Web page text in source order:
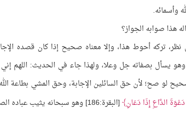
وأسمائه.
هذا صوابه الجواز؟
تركه أحوط هذا، وإلا معناه صحيح إذا كان قصده
يسأل بصفاته جل وعلا، ولهذا جاء في الحديث:
لو صح؛ لأن حق السائلين الإجابة، وحق المشي بطاعة
الدَّاعِ إِذَا دَعَانِ [البقرة:186] وهو سبحانه يثيب عباده الصالحين ويأجرهم على أعمالهم الطيبة